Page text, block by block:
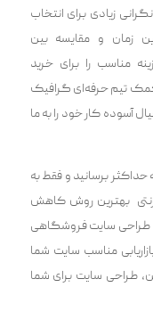
زیادی برای انتخاب
زمان و مقایسه بین
مناسب را برای خرید
کمک تیم حرفه‌ای گرافیک
آسوده کار خود را به ما
حداکثر برسانید و فقط به
بهترین روش کاهش
طراحی سایت فروشگاهی
مناسب سایت شما
طراحی سایت برای شما